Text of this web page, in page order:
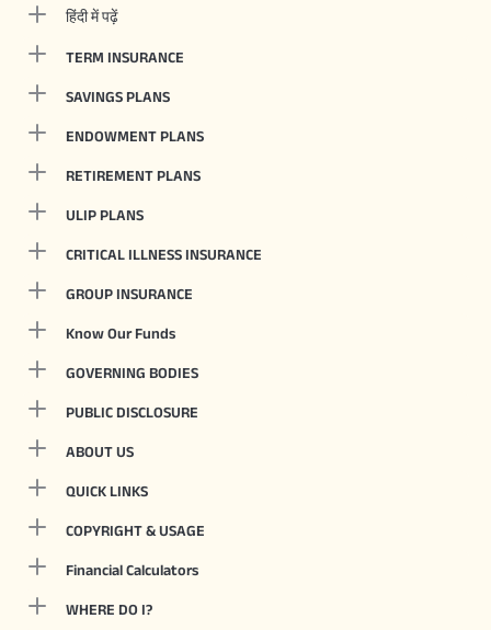
हिंदी में पढ़ें
TERM INSURANCE
SAVINGS PLANS
ENDOWMENT PLANS
RETIREMENT PLANS
ULIP PLANS
CRITICAL ILLNESS INSURANCE
GROUP INSURANCE
Know Our Funds
GOVERNING BODIES
PUBLIC DISCLOSURE
ABOUT US
QUICK LINKS
COPYRIGHT & USAGE
Financial Calculators
WHERE DO I?